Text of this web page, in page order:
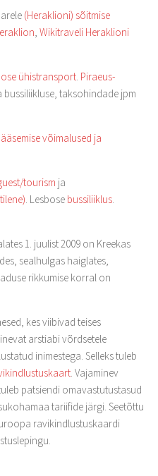
(Heraklioni) sõitmise
, Wikitraveli Heraklioni
ühistransport. Piraeus-
bussiliikluse, taksohindade jpm
võimalused ja
tourism ja
. Lesbose bussiliiklus.
1. juulist 2009 on Kreekas
sealhulgas haiglates,
rikkumise korral on
kes viibivad teises
arstiabi võrdsetele
inimestega. Selleks tuleb
. Vajaminev
patsiendi omavastutustasud
tariifide järgi. Seetõttu
ravikindlustuskaardi